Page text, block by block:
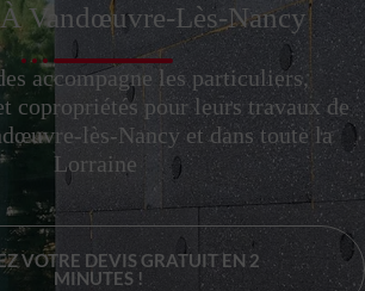
Vandœuvre-Lès-Nancy
accompagne les particuliers,
copropriétés pour leurs travaux de
lès-Nancy et dans toute la
Lorraine
VOTRE DEVIS GRATUIT EN 2
MINUTES !